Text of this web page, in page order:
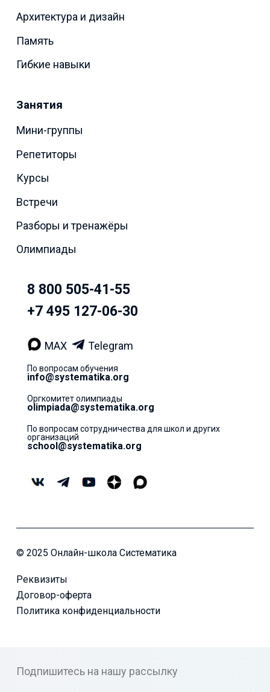
Архитектура и дизайн
Память
Гибкие навыки
Занятия
Мини-группы
Репетиторы
Курсы
Встречи
Разборы и тренажёры
Олимпиады
8 800 505-41-55
+7 495 127-06-30
MAX Telegram
По вопросам обучения
info@systematika.org
Оргкомитет олимпиады
olimpiada@systematika.org
По вопросам сотрудничества для школ и других
организаций
school@systematika.org
© 2025 Онлайн-школа Систематика
Реквизиты
Договор-оферта
Политика конфиденциальности
Подпишитесь на нашу рассылку